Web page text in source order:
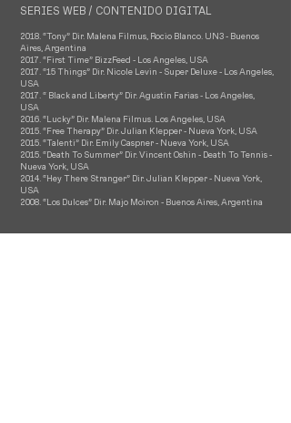
SERIES WEB / CONTENIDO DIGITAL
2018. “Tony” Dir. Malena Filmus, Rocio Blanco. UN3 - Buenos
Aires, Argentina
2017. “First Time” BizzFeed - Los Angeles, USA
2017. “15 Things” Dir. Nicole Levin - Super Deluxe - Los Angeles,
USA
2017. “ Black and Liberty” Dir. Agustin Farias - Los Angeles,
USA
2016. “Lucky” Dir. Malena Filmus. Los Angeles, USA
2015. “Free Therapy” Dir. Julian Klepper - Nueva York, USA
2015. “Talenti” Dir. Emily Caspner - Nueva York, USA
2015. “Death To Summer” Dir. Vincent Oshin - Death To Tennis -
Nueva York, USA
2014. “Hey There Stranger” Dir. Julian Klepper - Nueva York,
USA
2008. “Los Dulces” Dir. Majo Moiron - Buenos Aires, Argentina